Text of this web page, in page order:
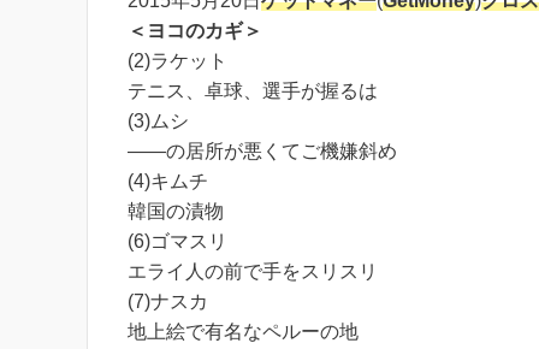
＜ヨコのカギ＞
(2)ラケット
テニス、卓球、選手が握るは
(3)ムシ
――の居所が悪くてご機嫌斜め
(4)キムチ
韓国の漬物
(6)ゴマスリ
エライ人の前で手をスリスリ
(7)ナスカ
地上絵で有名なペルーの地